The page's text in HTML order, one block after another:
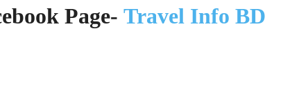
Page- Travel Info BD